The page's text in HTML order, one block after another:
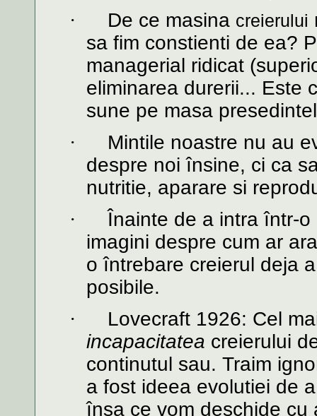
·
De ce masina creierului
sa fim constienti de ea?
managerial ridicat
eliminarea durerii... Este
sune pe masa
·
Mintile noastre nu au
despre noi însine, ci ca
nutritie, aparare si
·
Înainte de a intra într-
imagini despre cum ar
o întrebare creierul deja
posibile.
·
Lovecraft 1926: Cel
incapacitatea creierului
continutul sau. Traim
a fost ideea evolutiei de
însa ce vom deschide cu